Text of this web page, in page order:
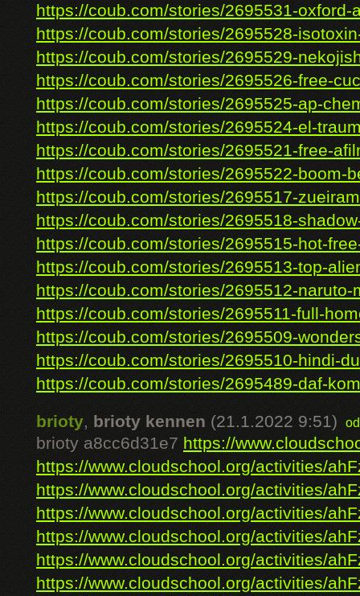
https://coub.com/stories/2695531-oxford-
https://coub.com/stories/2695528-
https://coub.com/stories/2695529-
https://coub.com/stories/2695526-free-
https://coub.com/stories/2695525-ap-
https://coub.com/stories/2695524-el-
https://coub.com/stories/2695521-free-
https://coub.com/stories/2695522-boom-
https://coub.com/stories/2695517-
https://coub.com/stories/2695518-
https://coub.com/stories/2695515-hot-
https://coub.com/stories/2695513-top-
https://coub.com/stories/2695512-naruto-
https://coub.com/stories/2695511-full-
https://coub.com/stories/2695509-
https://coub.com/stories/2695510-hindi-
https://coub.com/stories/2695489-daf-
brioty, brioty kennen (21.1.2022 9:51)
brioty a8cc6d31e7 https://
https://www.cloudschool.org/activities/
https://www.cloudschool.org/activities/
https://www.cloudschool.org/activities/
https://www.cloudschool.org/activities/
https://www.cloudschool.org/activities/
https://www.cloudschool.org/activities/